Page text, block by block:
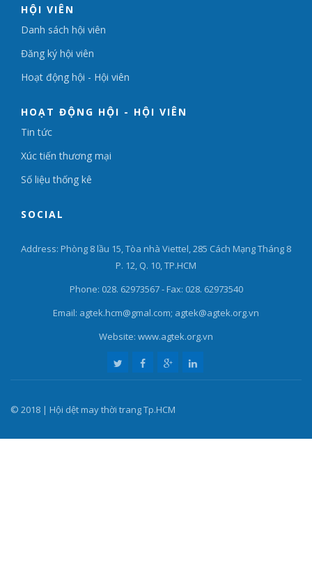
HỘI VIÊN
Danh sách hội viên
Đăng ký hội viên
Hoạt động hội - Hội viên
HOẠT ĐỘNG HỘI - HỘI VIÊN
Tin tức
Xúc tiến thương mại
Số liệu thống kê
SOCIAL
Address: Phòng 8 lầu 15, Tòa nhà Viettel, 285 Cách Mạng Tháng 8
P. 12, Q. 10, TP.HCM
Phone: 028. 62973567 - Fax: 028. 62973540
Email: agtek.hcm@gmal.com; agtek@agtek.org.vn
Website: www.agtek.org.vn
© 2018 | Hội dệt may thời trang Tp.HCM